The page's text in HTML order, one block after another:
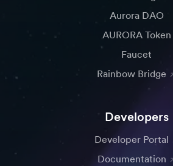
Aurora DAO
AURORA Token
Faucet
Rainbow Bridge
Developers
Developer Portal
Documentation